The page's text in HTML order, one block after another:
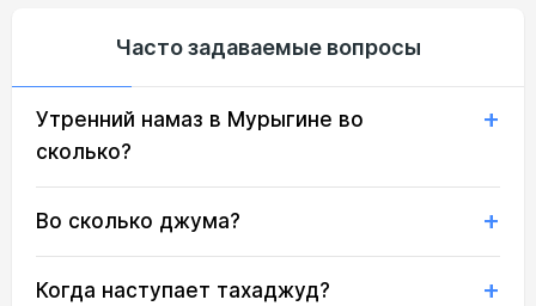
15, Сб 01:45 04:02 11:47 15:52 21:38
17, Пн 01:47 04:06 21:35
18, Вт 01:48 04:09 11:46 15:47 21:34
Часто задаваемые вопросы
Утренний намаз в Мурыгине во
сколько?
Во сколько джума?
Когда наступает тахаджуд?